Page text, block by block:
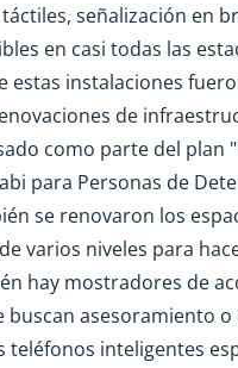
señalización en
en casi todas las
estas instalaciones
de
como parte del plan
para Personas de
se renovaron los
varios niveles para
hay mostradores de
buscan asesoramiento o
teléfonos inteligentes